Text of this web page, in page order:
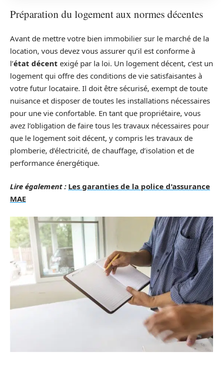
Préparation du logement aux normes décentes
Avant de mettre votre bien immobilier sur le marché de la
location, vous devez vous assurer qu’il est conforme à
l’état décent exigé par la loi. Un logement décent, c’est un
logement qui offre des conditions de vie satisfaisantes à
votre futur locataire. Il doit être sécurisé, exempt de toute
nuisance et disposer de toutes les installations nécessaires
pour une vie confortable. En tant que propriétaire, vous
avez l’obligation de faire tous les travaux nécessaires pour
que le logement soit décent, y compris les travaux de
plomberie, d’électricité, de chauffage, d’isolation et de
performance énergétique.
Lire également : Les garanties de la police d'assurance
MAE